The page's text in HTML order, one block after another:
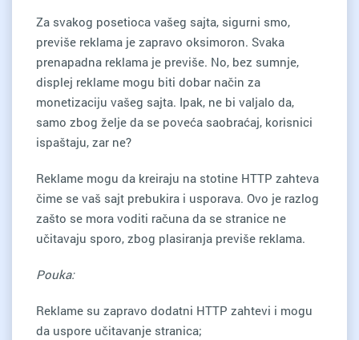
Za svakog posetioca vašeg sajta, sigurni smo,
previše reklama je zapravo oksimoron. Svaka
prenapadna reklama je previše. No, bez sumnje,
displej reklame mogu biti dobar način za
monetizaciju vašeg sajta. Ipak, ne bi valjalo da,
samo zbog želje da se poveća saobraćaj, korisnici
ispaštaju, zar ne?
Reklame mogu da kreiraju na stotine HTTP zahteva
čime se vaš sajt prebukira i usporava. Ovo je razlog
zašto se mora voditi računa da se stranice ne
učitavaju sporo, zbog plasiranja previše reklama.
Pouka:
Reklame su zapravo dodatni HTTP zahtevi i mogu
da uspore učitavanje stranica;